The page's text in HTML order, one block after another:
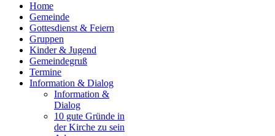
Home
Gemeinde
Gottesdienst & Feiern
Gruppen
Kinder & Jugend
Gemeindegruß
Termine
Information & Dialog
Information &
Dialog
10 gute Gründe in
der Kirche zu sein